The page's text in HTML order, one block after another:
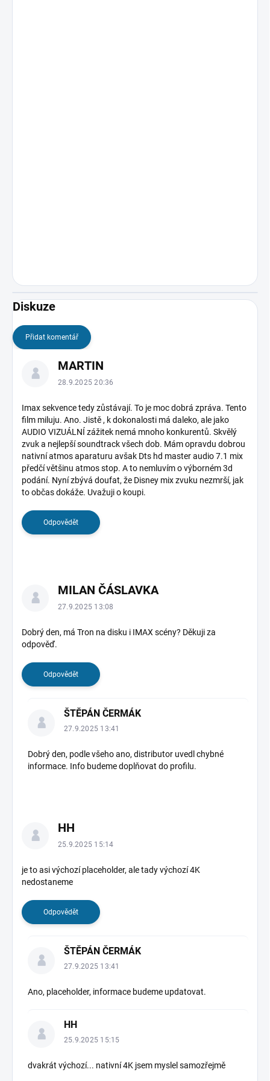
Diskuze
Přidat komentář
MARTIN
28.9.2025 20:36
Imax sekvence tedy zůstávají. To je moc dobrá zpráva. Tento
film miluju. Ano. Jistě , k dokonalosti má daleko, ale jako
AUDIO VIZUÁLNÍ zážitek nemá mnoho konkurentů. Skvělý
zvuk a nejlepší soundtrack všech dob. Mám opravdu dobrou
nativní atmos aparaturu avšak Dts hd masteraudio 7.1 mix
předčí většinu atmos stop. A to nemluvím o výborném 3d
podání. Nyní zbývá doufat, že Disney mix zvuku nezmrší, jak
to občas dokáže. Uvažuji o koupi.
Odpovědět
MILAN ČÁSLAVKA
27.9.2025 13:08
Dobrý den, má Tron na disku i IMAX scény? Děkuji za
odpověď.
Odpovědět
ŠTĚPÁN ČERMÁK
27.9.2025 13:41
Dobrý den, podle všeho ano, distributor uvedl chybné
informace. Info budeme doplňovat do profilu.
HH
25.9.2025 15:14
je to asi výchozí placeholder, ale tady výchozí 4K
nedostaneme
Odpovědět
ŠTĚPÁN ČERMÁK
27.9.2025 13:41
Ano, placeholder, informace budeme updatovat.
HH
25.9.2025 15:15
dvakrát výchozí... nativní 4K jsem myslel samozřejmě